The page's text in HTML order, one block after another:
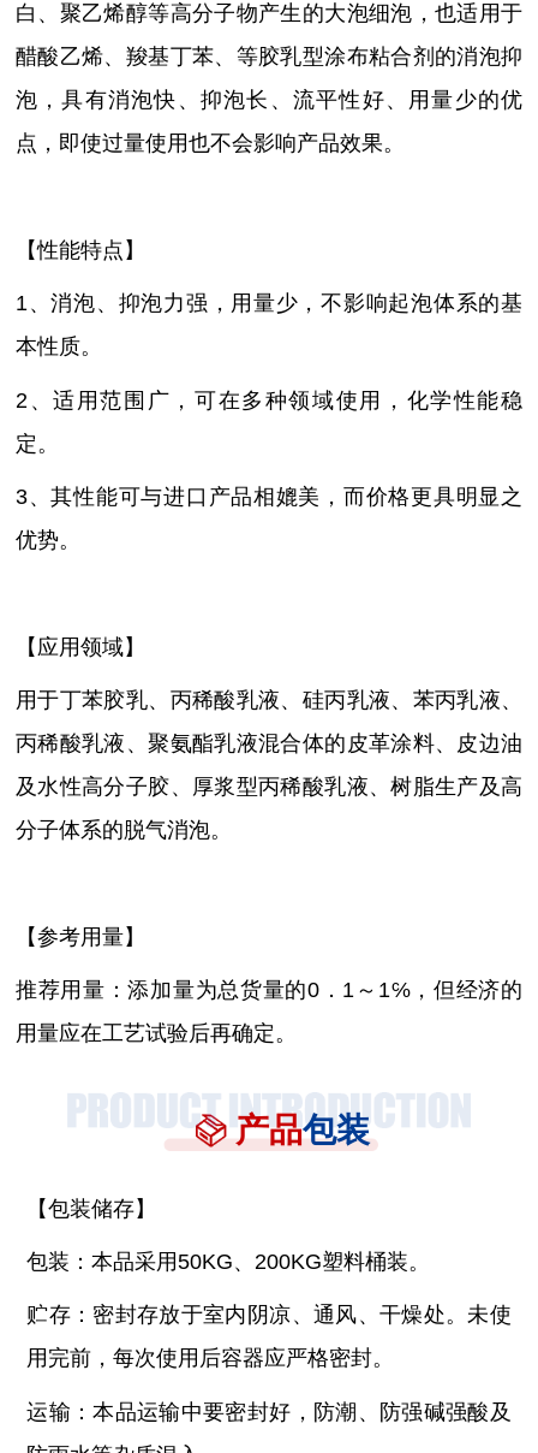
白、聚乙烯醇等高分子物产生的大泡细泡，也适用于
醋酸乙烯、羧基丁苯、等胶乳型涂布粘合剂的消泡抑
泡，具有消泡快、抑泡长、流平性好、用量少的优
点，即使过量使用也不会影响产品效果。
【性能特点】
1、消泡、抑泡力强，用量少，不影响起泡体系的基
本性质。
2、适用范围广，可在多种领域使用，化学性能稳
定。
3、其性能可与进口产品相媲美，而价格更具明显之
优势。
【应用领域】
用于丁苯胶乳、丙稀酸乳液、硅丙乳液、苯丙乳液、
丙稀酸乳液、聚氨酯乳液混合体的皮革涂料、皮边油
及水性高分子胶、厚浆型丙稀酸乳液、树脂生产及高
分子体系的脱气消泡。
【参考用量】
推荐用量：添加量为总货量的0．1～1℅，但经济的
用量应在工艺试验后再确定。
产品包装
【包装储存】
包装：本品采用50KG、200KG塑料桶装。
贮存：密封存放于室内阴凉、通风、干燥处。未使
用完前，每次使用后容器应严格密封。
运输：本品运输中要密封好，防潮、防强碱强酸及